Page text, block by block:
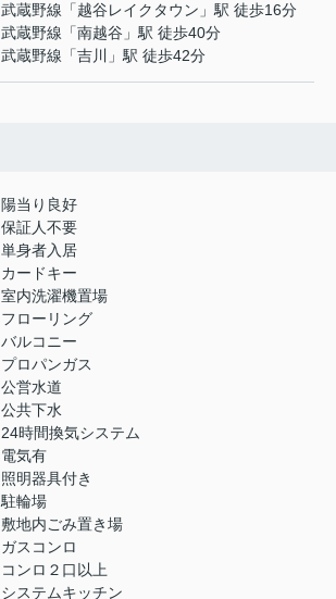
武蔵野線 「越谷レイクタウン 」駅 徒歩16分
武蔵野線 「南越谷 」駅 徒歩40分
武蔵野線 「吉川 」駅 徒歩42分
陽当り良好
保証人不要
単身者入居
カードキー
室内洗濯機置場
フローリング
バルコニー
プロパンガス
公営水道
公共下水
24時間換気システム
電気有
照明器具付き
駐輪場
敷地内ごみ置き場
ガスコンロ
コンロ２口以上
システムキッチン